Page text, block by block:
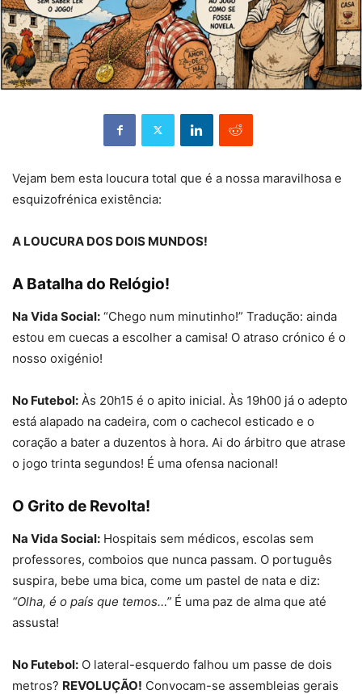
Vejam bem esta loucura total que é a nossa maravilhosa e
esquizofrénica existência:
A LOUCURA DOS DOIS MUNDOS!
A Batalha do Relógio!
Na Vida Social: “Chego num minutinho!” Tradução: ainda
estou em cuecas a escolher a camisa! O atraso crónico é o
nosso oxigénio!
No Futebol: Às 20h15 é o apito inicial. Às 19h00 já o adepto
está alapado na cadeira, com o cachecol esticado e o
coração a bater a duzentos à hora. Ai do árbitro que atrase
o jogo trinta segundos! É uma ofensa nacional!
O Grito de Revolta!
Na Vida Social: Hospitais sem médicos, escolas sem
professores, comboios que nunca passam. O português
suspira, bebe uma bica, come um pastel de nata e diz:
“Olha, é o país que temos…” É uma paz de alma que até
assusta!
No Futebol: O lateral-esquerdo falhou um passe de dois
metros? REVOLUÇÃO! Convocam-se assembleias gerais